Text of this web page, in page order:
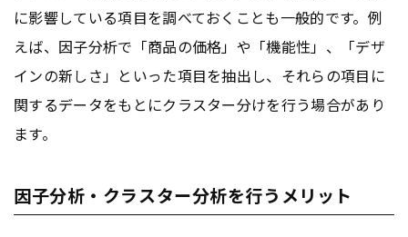
に影響している項目を調べておくことも一般的です。例
えば、因子分析で「商品の価格」や「機能性」、「デザ
インの新しさ」といった項目を抽出し、それらの項目に
関するデータをもとにクラスター分けを行う場合があり
ます。
因子分析・クラスター分析を行うメリット